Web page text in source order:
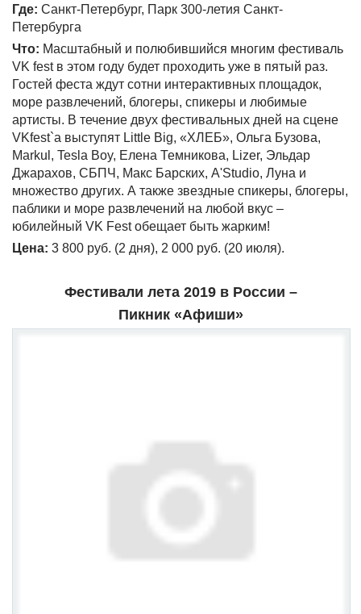
Где: Санкт-Петербург, Парк 300-летия Санкт-
Петербурга
Что: Масштабный и полюбившийся многим фестиваль
VK fest в этом году будет проходить уже в пятый раз.
Гостей феста ждут сотни интерактивных площадок,
море развлечений, блогеры, спикеры и любимые
артисты. В течение двух фестивальных дней на сцене
VKfest`а выступят Little Big, «ХЛЕБ», Ольга Бузова,
Markul, Tesla Boy, Елена Темникова, Lizer, Эльдар
Джарахов, СБПЧ, Макс Барских, A'Studio, Луна и
множество других. А также звездные спикеры, блогеры,
паблики и море развлечений на любой вкус –
юбилейный VK Fest обещает быть жарким!
Цена: 3 800 руб. (2 дня), 2 000 руб. (20 июля).
Фестивали лета 2019 в России –
Пикник «Афиши»